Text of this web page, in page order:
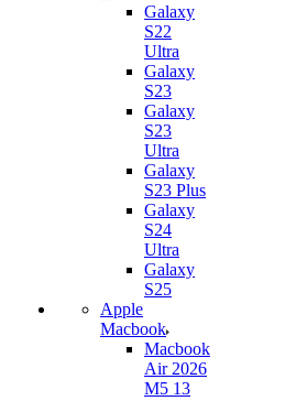
Galaxy
S22
Ultra
Galaxy
S23
Galaxy
S23
Ultra
Galaxy
S23 Plus
Galaxy
S24
Ultra
Galaxy
S25
Apple
Macbook
Macbook
Air 2026
M5 13